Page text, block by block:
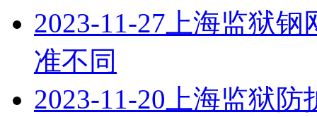
2023-11-27 上海监狱
准不同
2023-11-20 上海监狱